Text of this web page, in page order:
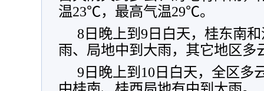
温23℃，最高气温29℃。
8日晚上到9日白天，桂东南
雨、局地中到大雨，其它地区多
9日晚上到10日白天，全区多